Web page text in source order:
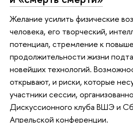
Желание усилить физические
человека, его творческий,
потенциал, стремление к
продолжительности жизни
новейших технологий.
открывают, и риски, которые
участники сессии,
Дискуссионного клуба ВШЭ и
Апрельской конференции.